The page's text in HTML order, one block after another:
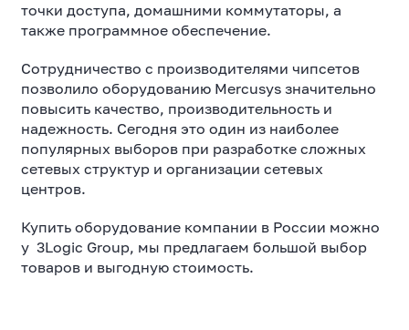
точки доступа, домашними коммутаторы, а
также программное обеспечение.
Сотрудничество с производителями чипсетов
позволило оборудованию Mercusys значительно
повысить качество, производительность и
надежность. Сегодня это один из наиболее
популярных выборов при разработке сложных
сетевых структур и организации сетевых
центров.
Купить оборудование компании в России можно
у 3Logic Group, мы предлагаем большой выбор
товаров и выгодную стоимость.